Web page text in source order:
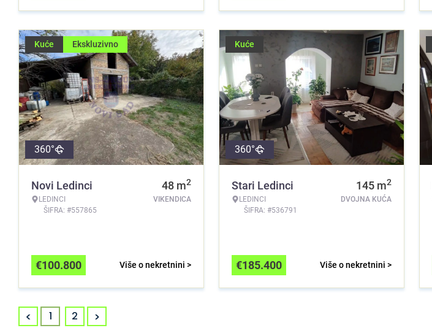
Kuće Ekskluzivno
360°
Novi Ledinci
LEDINCI
ŠIFRA: #557865
48 m2
VIKENDICA
Više o nekretnini >
€100.800
Kuće
360°
Stari Ledinci
LEDINCI
ŠIFRA: #536791
145 m2
DVOJNA KUĆA
Više o nekretnini >
€185.400
< 1 2 >